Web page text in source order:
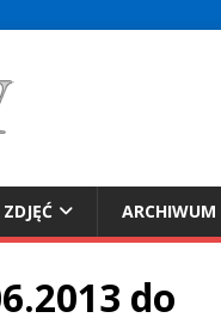
ARCHIWUM
do